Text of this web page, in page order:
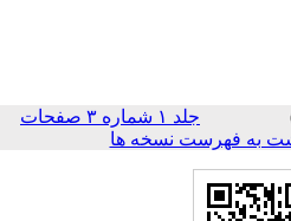
جلد ۱ شماره ۳ صفحات
به فهرست نسخه ها